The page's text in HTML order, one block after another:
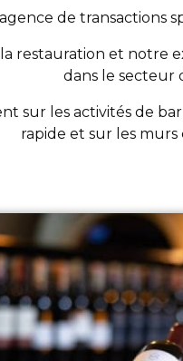
de transactions
restauration et notre
dans le secteur
sur les activités de
rapide et sur les